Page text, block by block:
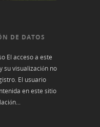
DE DATOS
El acceso a este
su visualización no
El usuario
en este sitio